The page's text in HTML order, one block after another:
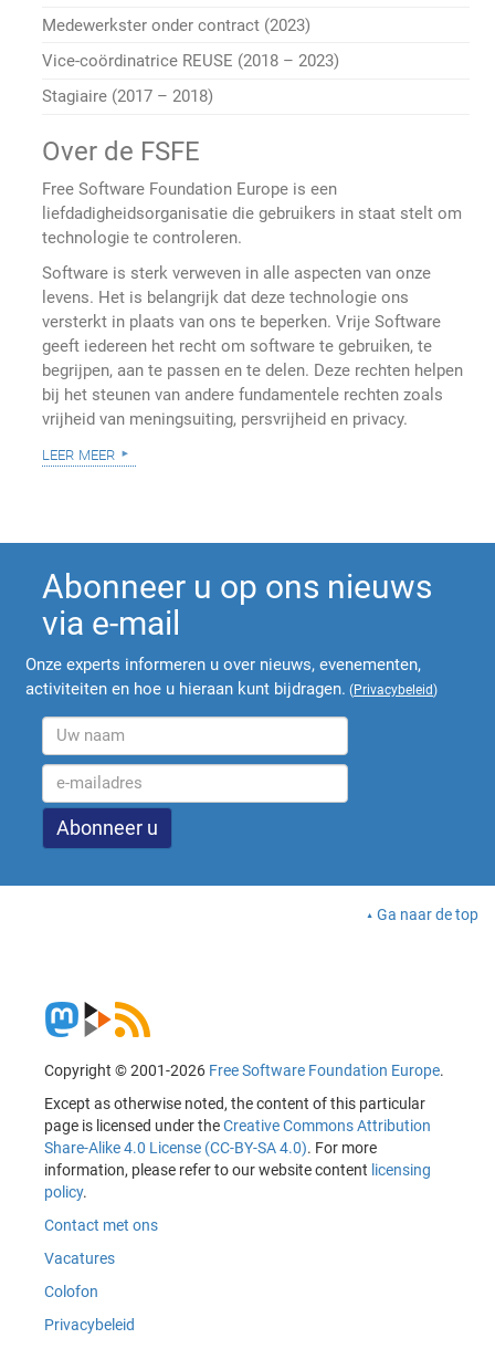
Medewerkster onder contract (2023)
Vice-coördinatrice REUSE (2018 – 2023)
Stagiaire (2017 – 2018)
Over de FSFE
Free Software Foundation Europe is een
liefdadigheidsorganisatie die gebruikers in staat stelt om
technologie te controleren.
Software is sterk verweven in alle aspecten van onze
levens. Het is belangrijk dat deze technologie ons
versterkt in plaats van ons te beperken. Vrije Software
geeft iedereen het recht om software te gebruiken, te
begrijpen, aan te passen en te delen. Deze rechten helpen
bij het steunen van andere fundamentele rechten zoals
vrijheid van meningsuiting, persvrijheid en privacy.
leer meer
Abonneer u op ons nieuws
via e-mail
Onze experts informeren u over nieuws, evenementen,
activiteiten en hoe u hieraan kunt bijdragen. (Privacybeleid)
Ga naar de top
Copyright © 2001-2026 Free Software Foundation Europe.
Except as otherwise noted, the content of this particular
page is licensed under theCreative Commons Attribution
Share-Alike 4.0 License (CC-BY-SA 4.0). For more
information, please refer to our website content licensing
policy.
Contact met ons
Vacatures
Colofon
Privacybeleid